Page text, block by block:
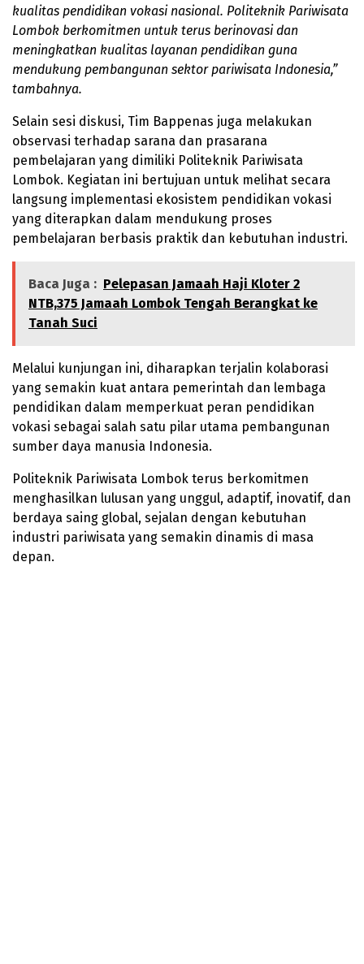
kualitas pendidikan vokasi nasional. Politeknik Pariwisata
Lombok berkomitmen untuk terus berinovasi dan
meningkatkan kualitas layanan pendidikan guna
mendukung pembangunan sektor pariwisata Indonesia,”
tambahnya.
Selain sesi diskusi, Tim Bappenas juga melakukan
observasi terhadap sarana dan prasarana
pembelajaran yang dimiliki Politeknik Pariwisata
Lombok. Kegiatan ini bertujuan untuk melihat secara
langsung implementasi ekosistem pendidikan vokasi
yang diterapkan dalam mendukung proses
pembelajaran berbasis praktik dan kebutuhan industri.
Baca Juga : Pelepasan Jamaah Haji Kloter 2
NTB,375 Jamaah Lombok Tengah Berangkat ke
Tanah Suci
Melalui kunjungan ini, diharapkan terjalin kolaborasi
yang semakin kuat antara pemerintah dan lembaga
pendidikan dalam memperkuat peran pendidikan
vokasi sebagai salah satu pilar utama pembangunan
sumber daya manusia Indonesia.
Politeknik Pariwisata Lombok terus berkomitmen
menghasilkan lulusan yang unggul, adaptif, inovatif, dan
berdaya saing global, sejalan dengan kebutuhan
industri pariwisata yang semakin dinamis di masa
depan.